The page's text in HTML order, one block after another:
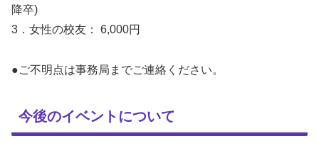
降卒)
3．女性の校友： 6,000円
●ご不明点は事務局までご連絡ください。
今後のイベントについて